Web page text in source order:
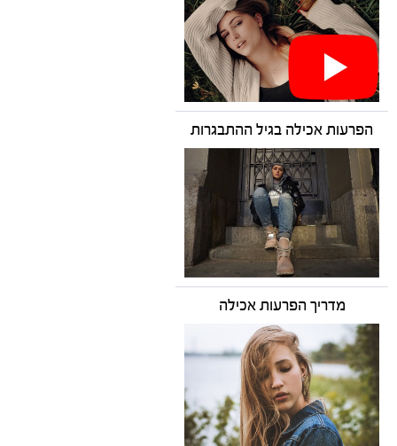
הפרעות אכילה בגיל ההתבגרות
מדריך הפרעות אכילה